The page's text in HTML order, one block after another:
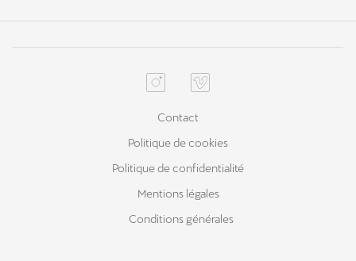
Contact
Politique de cookies
Politique de confidentialité
Mentions légales
Conditions générales